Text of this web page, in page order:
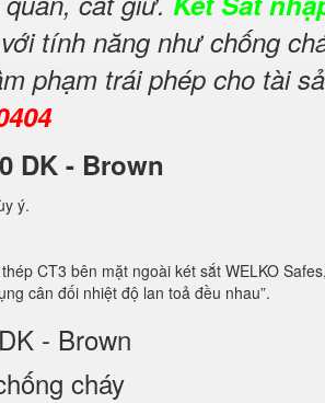
tính năng như chống
phạm trái phép cho tài
DK - Brown
ý.
CT3 bên mặt ngoài két sắt WELKO
cân đối nhiệt độ lan toả đều nhau”.
- Brown
cháy